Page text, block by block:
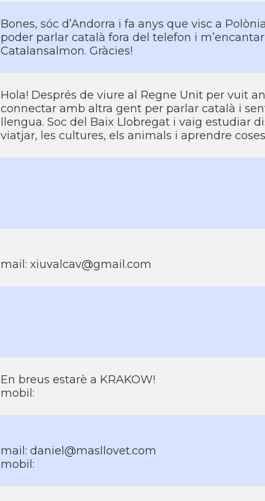
Bones, sóc d’Andorra i fa anys que visc a
poder parlar català fora del telefon i
Catalansalmon. Gràcies!
Hola! Després de viure al Regne Unit per vuit
connectar amb altra gent per parlar català i
llengua. Soc del Baix Llobregat i vaig estudiar
viatjar, les cultures, els animals i aprendre
mail: xiuvalcav@gmail.com
En breus estarè a KRAKOW!
mobil:
mail: daniel@masllovet.com
mobil: